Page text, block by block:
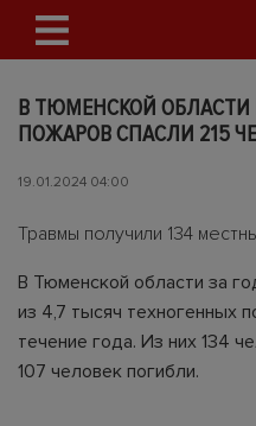
В ТЮМЕНСКОЙ ОБЛАСТИ
ПОЖАРОВ СПАСЛИ 215
19.01.2024 04:00
Травмы получили 134
В Тюменской области за
из 4,7 тысяч техногенных
течение года. Из них 134
107 человек погибли.